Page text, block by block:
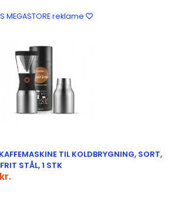
MEGASTORE reklame
TIL KOLDBRYGNING, SORT,
STÅL, 1 STK